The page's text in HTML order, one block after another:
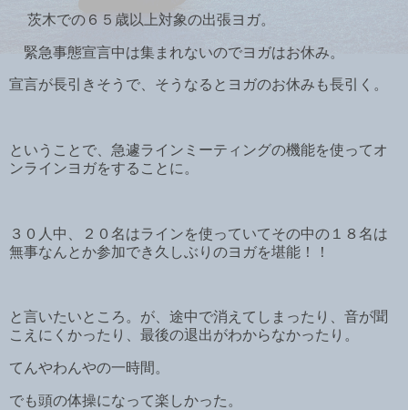
茨木での６５歳以上対象の出張ヨガ。
緊急事態宣言中は集まれないのでヨガはお休み。
宣言が長引きそうで、そうなるとヨガのお休みも長引く。
ということで、急遽ラインミーティングの機能を使ってオ
ンラインヨガをすることに。
３０人中、２０名はラインを使っていてその中の１８名は
無事なんとか参加でき久しぶりのヨガを堪能！！
と言いたいところ。が、途中で消えてしまったり、音が聞
こえにくかったり、最後の退出がわからなかったり。
てんやわんやの一時間。
でも頭の体操になって楽しかった。